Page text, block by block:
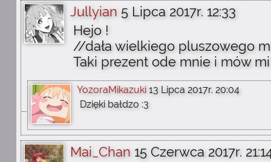
Jullyian 5 Lipca 2017r. 12:33
Hejo !
//dała wielkiego pluszowego
Taki prezent ode mnie i mów
YozoraMikazuki 13 Lipca 2017r. 20:04
Dzięki bałdzo :3
Mai_Chan 15 Czerwca 2017r.